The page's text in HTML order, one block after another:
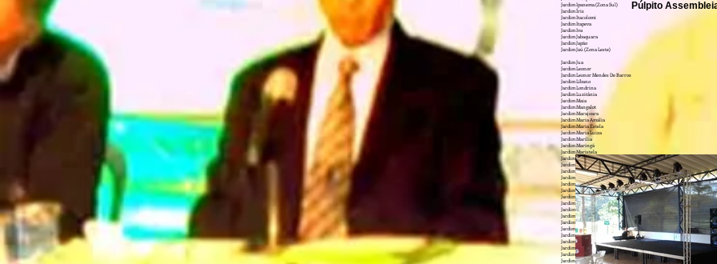
Jardim Ipanema (Zona Sul)
Jardim Íris
Jardim Itacolomi
Jardim Itapeva
Jardim Iva
Jardim Jabaquara
Jardim Japão
Jardim Jaú (Zona Leste)
Jardim Jua
Jardim Leonor
Jardim Leonor Mendes De Barros
Jardim Líbano
Jardim Londrina
Jardim Luzitânia
Jardim Maia
Jardim Mangalot
Jardim Marajoara
Jardim Maria Amália
Jardim Maria Estela
Jardim Maria Luiza
Jardim Marília
Jardim Maringá
Jardim Maristela
Jardim Matarazzo
Jardim Miragaia
Jardim Modelo
Jardim Monjolo
Jardim Monte Kemel
Jardim Monte Verde
Jardim Morumbi
Jardim Nice
Jardim Norma
Jardim Nossa Senhora Do Carmo
Jardim Novo Parelheiros
Jardim Odete
Jardim Palmares (Zona Sul)
Jardim Panorama (Zona Leste)
Jardim Paraná
Jardim Parque Morumbi
Jardim Patente
Púlpito